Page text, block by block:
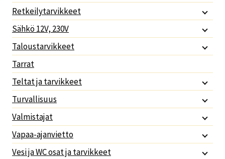
Retkeilytarvikkeet
Sähkö 12V, 230V
Taloustarvikkeet
Tarrat
Teltat ja tarvikkeet
Turvallisuus
Valmistajat
Vapaa-ajanvietto
Vesi ja WC osat ja tarvikkeet